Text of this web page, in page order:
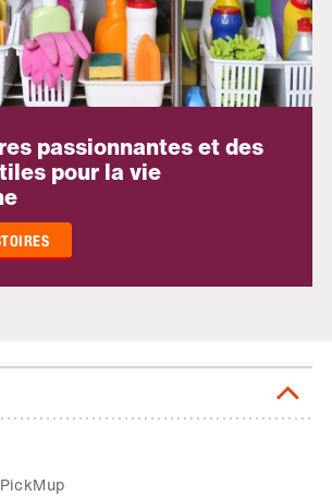
passionnantes et des
pour la vie